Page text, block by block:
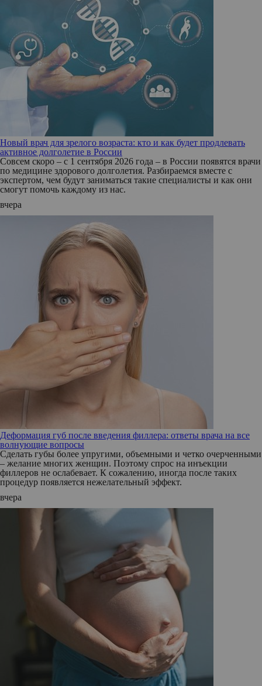
Новый врач для зрелого возраста: кто и как будет продлевать
активное долголетие в России
Совсем скоро – с 1 сентября 2026 года – в России появятся врачи
по медицине здорового долголетия. Разбираемся вместе с
экспертом, чем будут заниматься такие специалисты и как они
смогут помочь каждому из нас.
вчера
Деформация губ после введения филлера: ответы врача на все
волнующие вопросы
Сделать губы более упругими, объемными и четко очерченными
– желание многих женщин. Поэтому спрос на инъекции
филлеров не ослабевает. К сожалению, иногда после таких
процедур появляется нежелательный эффект.
вчера